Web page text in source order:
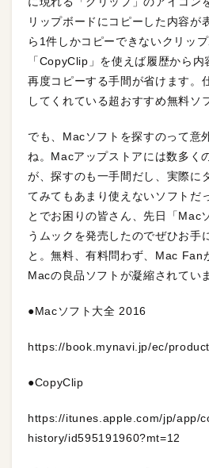
リップボードにコピーした内容が
ら1件しかコピーできないクリップ
「CopyClip」を使えば履歴から内
再度コピーする手間が省けます。
してくれている超おすすめ無料ソ
でも、Macソフトを探すのって意
ね。Macアップストアには数多く
が、探すのも一手間だし、実際に
てみてもあまり使えないソフトだ
とでお困りの皆さん、先日「Mac
うムックを発売したのでぜひお手
と。無料、有料問わず、Mac Fan
Macの良品ソフトが凝縮されてい
●Macソフト大全 2016
https://book.mynavi.jp/ec/
●CopyClip
https://itunes.apple.com/jp/app/
history/id595191960?mt=12